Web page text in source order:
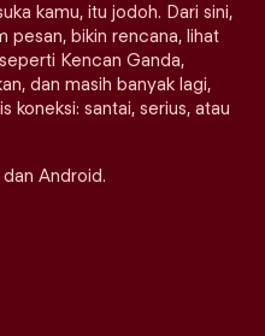
kamu, itu jodoh. Dari sini,
pesan, bikin rencana, lihat
Kencan Ganda,
dan masih banyak lagi,
koneksi: santai, serius, atau
Android.